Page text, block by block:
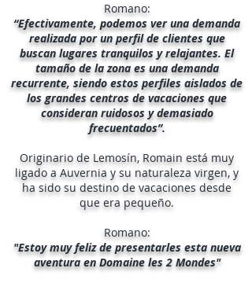
Romano:
“Efectivamente, podemos ver una demanda
realizada por un perfil de clientes que
buscan lugares tranquilos y relajantes. El
tamaño de la zona es una demanda
recurrente, siendo estos perfiles aislados de
los grandes centros de vacaciones que
consideran ruidosos y demasiado
frecuentados”.
Originario de Lemosín, Romain está muy
ligado a Auvernia y su naturaleza virgen, y
ha sido su destino de vacaciones desde
que era pequeño.
Romano:
"Estoy muy feliz de presentarles esta nueva
aventura en Domaine les 2 Mondes"